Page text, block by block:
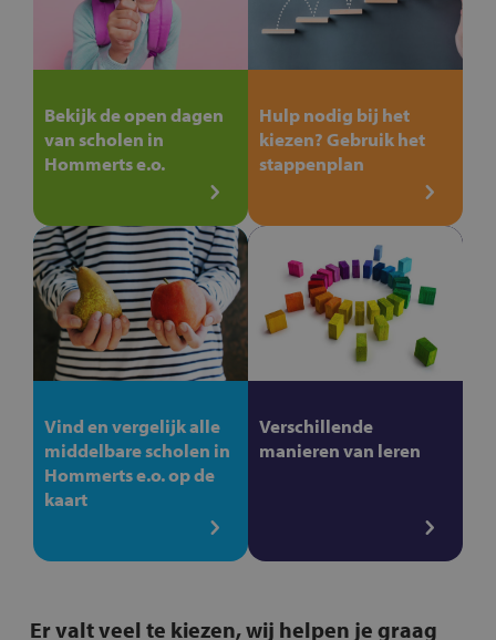
Bekijk de open dagen
van scholen in
Hommerts e.o.
Hulp nodig bij het
kiezen? Gebruik het
stappenplan
Vind en vergelijk alle
middelbare scholen in
Hommerts e.o. op de
kaart
Verschillende
manieren van leren
Er valt veel te kiezen, wij helpen je graag